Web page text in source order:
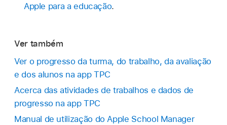
Apple para a educação.
Ver também
Ver o progresso da turma, do trabalho, da avaliação
e dos alunos na app TPC
Acerca das atividades de trabalhos e dados de
progresso na app TPC
Manual de utilização do Apple School Manager